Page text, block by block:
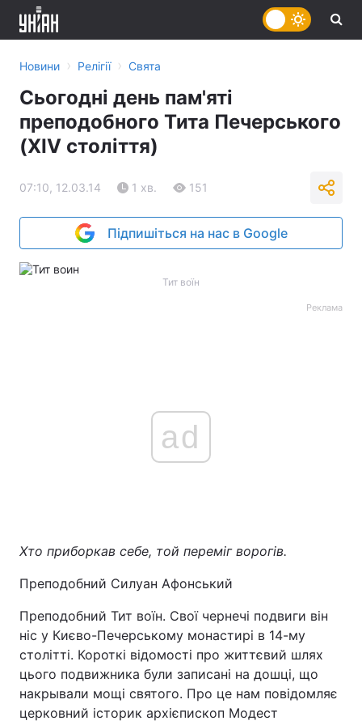
Новини › Релігії › Свята
Сьогодні день пам'яті
преподобного Тита Печерського
(XIV століття)
07:10, 12.03.14 1 хв. 151
Підпишіться на нас в Google
Тит воїн
Реклама
ad
Хто приборкав себе, той переміг ворогів.
Преподобний Силуан Афонський
Преподобний Тит воїн. Свої чернечі подвиги він
ніс у Києво-Печерському монастирі в 14-му
столітті. Короткі відомості про життєвий шлях
цього подвижника були записані на дошці, що
накрывали мощі святого. Про це нам повідомляє
церковний історик архієпископ Модест